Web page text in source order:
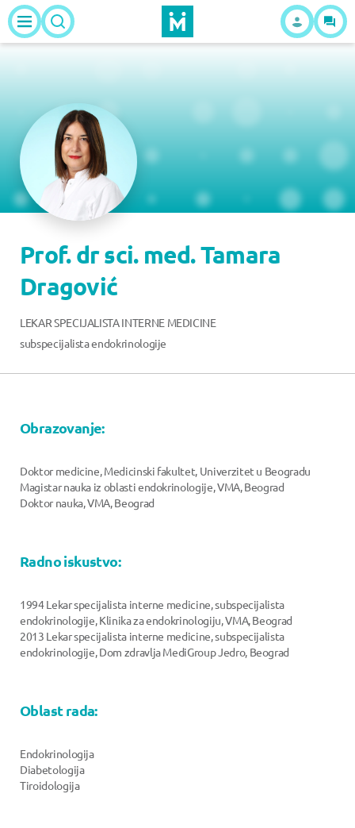
Prof. dr sci. med. Tamara
Dragović
LEKAR SPECIJALISTA INTERNE MEDICINE
subspecijalista endokrinologije
Obrazovanje:
Doktor medicine, Medicinski fakultet, Univerzitet u Beogradu
Magistar nauka iz oblasti endokrinologije, VMA, Beograd
Doktor nauka, VMA, Beograd
Radno iskustvo:
1994 Lekar specijalista interne medicine, subspecijalista
endokrinologije, Klinika za endokrinologiju, VMA, Beograd
2013 Lekar specijalista interne medicine, subspecijalista
endokrinologije, Dom zdravlja MediGroup Jedro, Beograd
Oblast rada:
Endokrinologija
Diabetologija
Tiroidologija